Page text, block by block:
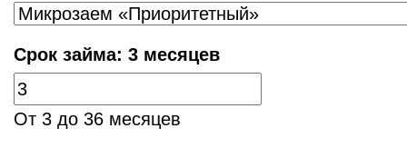
Срок займа: 3 месяцев
От 3 до 36 месяцев